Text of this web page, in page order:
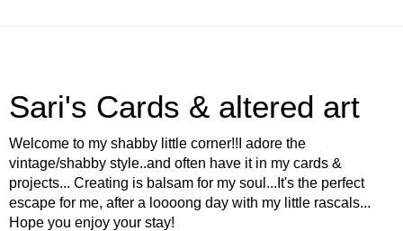
Sari's Cards & altered art
Welcome to my shabby little corner!!I adore the
vintage/shabby style..and often have it in my cards &
projects... Creating is balsam for my soul...It's the perfect
escape for me, after a loooong day with my little rascals...
Hope you enjoy your stay!